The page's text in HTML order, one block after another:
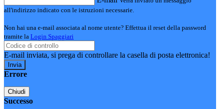
all'indirizzo indicato con le istruzioni necessarie.
Non hai una e-mail associata al nome utente? Effettua il reset della password
tramite la Login Spaggiari
E-mail inviata, si prega di controllare la casella di posta elettronica!
Errore
Chiudi
Successo